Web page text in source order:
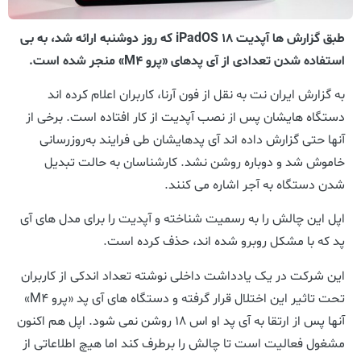
طبق گزارش ها آپدیت iPadOS ۱۸ که روز دوشنبه ارائه شد، به بی
استفاده شدن تعدادی از آی پدهای «پرو M۴» منجر شده است.
به گزارش ایران نت به نقل از فون آرنا، کاربران اعلام کرده اند
دستگاه هایشان پس از نصب آپدیت از کار افتاده است. برخی از
آنها حتی گزارش داده اند آی پدهایشان طی فرایند به‌روزرسانی
خاموش شد و دوباره روشن نشد. کارشناسان به حالت تبدیل
شدن دستگاه به آجر اشاره می کنند.
اپل این چالش را به رسمیت شناخته و آپدیت را برای مدل های آی
پد که با مشکل روبرو شده اند، حذف کرده است.
این شرکت در یک یادداشت داخلی نوشته تعداد اندکی از کاربران
تحت تاثیر این اختلال قرار گرفته و دستگاه های آی پد «پرو M۴»
آنها پس از ارتقا به آی پد او اس ۱۸ روشن نمی شود. اپل هم اکنون
مشغول فعالیت است تا چالش را برطرف کند اما هیچ اطلاعاتی از